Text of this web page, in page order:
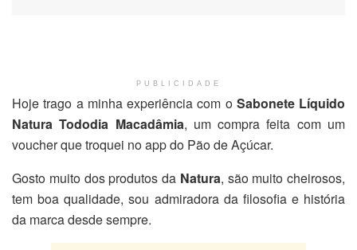
PUBLICIDADE
Hoje trago a minha experiência com o Sabonete Líquido
Natura Tododia Macadâmia, um compra feita com um
voucher que troquei no app do Pão de Açúcar.
Gosto muito dos produtos da Natura, são muito cheirosos,
tem boa qualidade, sou admiradora da filosofia e história
da marca desde sempre.